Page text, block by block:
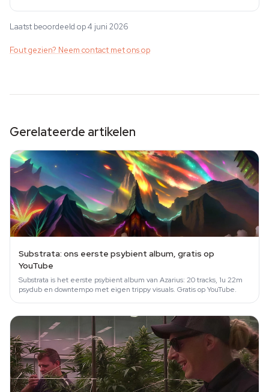
Laatst beoordeeld op 4 juni 2026
Fout gezien? Neem contact met ons op
Gerelateerde artikelen
Substrata: ons eerste psybient album, gratis op
YouTube
Substrata is het eerste psybient album van Azarius: 20 tracks, 1u 22m
psydub en downtempo met eigen trippy visuals. Gratis op YouTube.